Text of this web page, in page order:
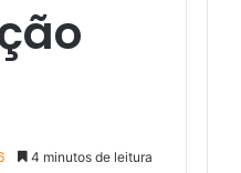
4 minutos de leitura